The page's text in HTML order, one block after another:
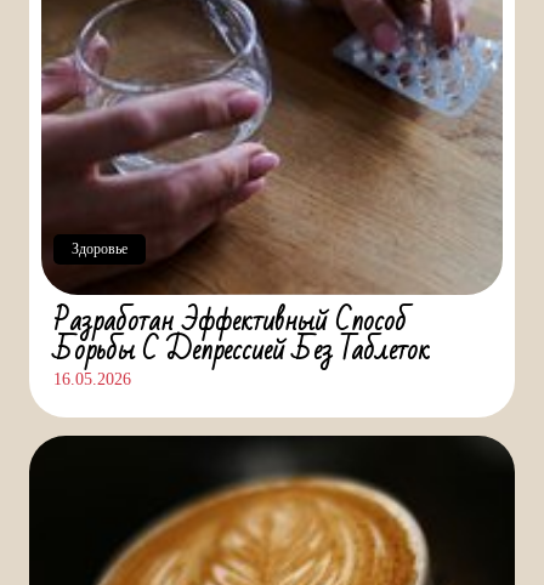
Разработан Эффективный Способ
Борьбы С Депрессией Без Таблеток
16.05.2026
Здоровье